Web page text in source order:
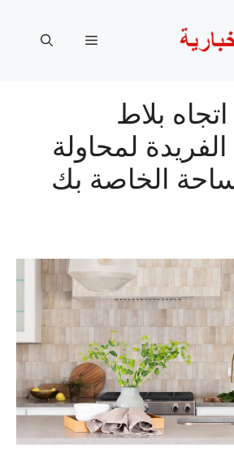
القائمة
بلاط
ZELLIGE الفريدة لمحاولة
الخاصة بك